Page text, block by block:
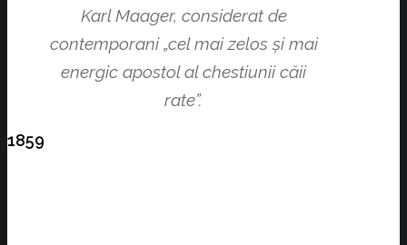
Karl Maager, considerat de
contemporani „cel mai zelos şi mai
energic apostol al chestiunii căii
rate”.
1859